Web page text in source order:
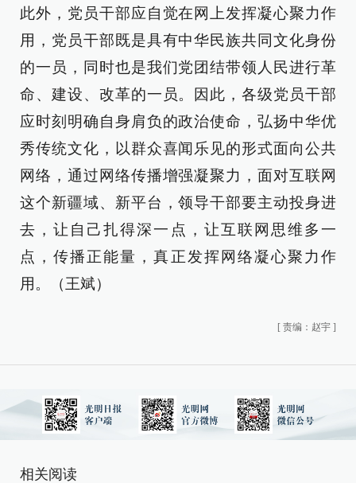
此外，党员干部应自觉在网上发挥凝心聚力作
用，党员干部既是具有中华民族共同文化身份
的一员，同时也是我们党团结带领人民进行革
命、建设、改革的一员。因此，各级党员干部
应时刻明确自身肩负的政治使命，弘扬中华优
秀传统文化，以群众喜闻乐见的形式面向公共
网络，通过网络传播增强凝聚力，面对互联网
这个新疆域、新平台，领导干部要主动投身进
去，让自己扎得深一点，让互联网思维多一
点，传播正能量，真正发挥网络凝心聚力作
用。（王斌）
[ 责编：赵宇 ]
相关阅读